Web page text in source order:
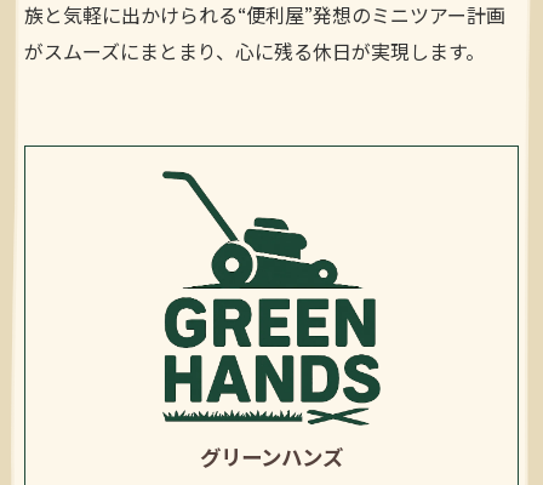
族と気軽に出かけられる“便利屋”発想のミニツアー計画
がスムーズにまとまり、心に残る休日が実現します。
グリーンハンズ